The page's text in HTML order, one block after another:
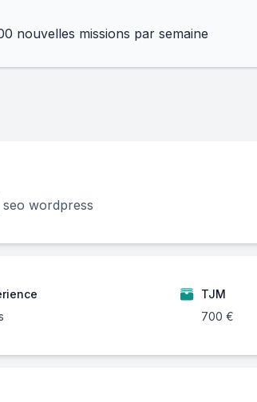
nouvelles missions par semaine
wordpress
TJM
700 €